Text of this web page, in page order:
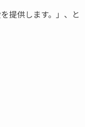
提供します。」、と